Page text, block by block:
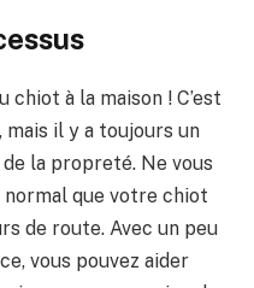
chiot à la maison ! C’est
mais il y a toujours un
la propreté. Ne vous
normal que votre chiot
de route. Avec un peu
vous pouvez aider